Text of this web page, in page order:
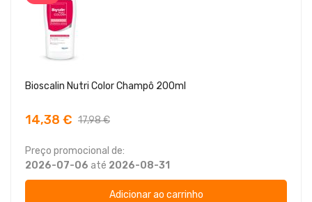
Bioscalin Nutri Color Champô 200ml
14,38 € 17,98 €
Preço promocional de:
2026-07-06 até 2026-08-31
Adicionar ao carrinho